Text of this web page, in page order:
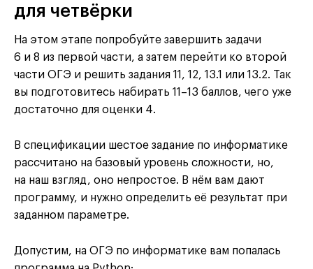
для четвёрки
На этом этапе попробуйте завершить задачи
6 и 8 из первой части, а затем перейти ко второй
части ОГЭ и решить задания 11, 12, 13.1 или 13.2. Так
вы подготовитесь набирать 11–13 баллов, чего уже
достаточно для оценки 4.
В спецификации шестое задание по информатике
рассчитано на базовый уровень сложности, но,
на наш взгляд, оно непростое. В нём вам дают
программу, и нужно определить её результат при
заданном параметре.
Допустим, на ОГЭ по информатике вам попалась